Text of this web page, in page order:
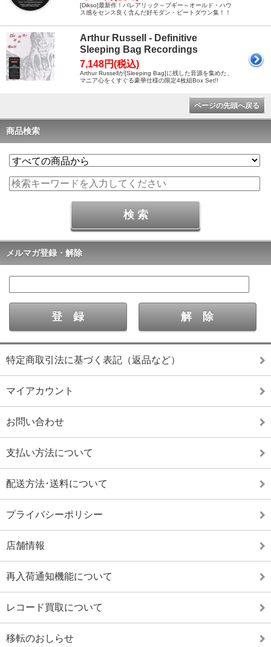
[Dikso]最新作！バレアリック～ブギー～オールド・ハウ
ス感をセンス良く含んだ好モダン・ビートダウン集！！
Arthur Russell - Definitive
Sleeping Bag Recordings
7,148円(税込)
Arthur Russellが[Sleeping Bag]に残した音源を集めた、
マニア心をくすぐる豪華仕様の限定4枚組Box Set!!
ページの先頭へ戻る
商品検索
メルマガ登録・解除
特定商取引法に基づく表記（返品など）
マイアカウント
お問い合わせ
支払い方法について
配送方法･送料について
プライバシーポリシー
店舗情報
再入荷通知機能について
レコード買取について
移転のおしらせ